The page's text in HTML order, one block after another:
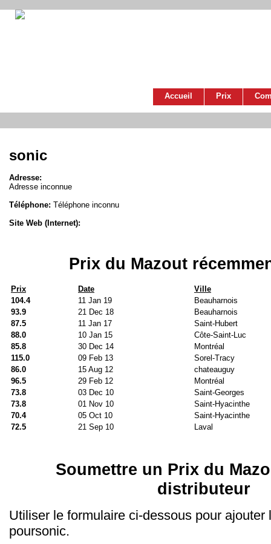
Accueil Prix
sonic
Adresse:
Adresse inconnue
Téléphone: Téléphone inconnu
Site Web (Internet):
Prix du Mazout
Prix Date
Ville
104.4
11 Jan 19
Beauharnois
93.9
21 Dec 18
Beauharnois
87.5
11 Jan 17
Saint-Hubert
88.0
10 Jan 15
Côte-Saint-Luc
85.8
30 Dec 14
Montréal
115.0
09 Feb 13
Sorel-Tracy
86.0
15 Aug 12
chateauguy
96.5
29 Feb 12
Montréal
73.8
03 Dec 10
Saint-Georges
73.8
01 Nov 10
Saint-Hyacinthe
70.4
05 Oct 10
Saint-Hyacinthe
72.5
21 Sep 10 Laval
Soumettre un Prix du
distributeur
Utiliser le formulaire ci-dessous pour ajouter
poursonic.